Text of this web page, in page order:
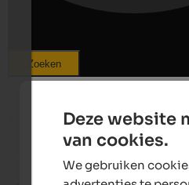
Zoeken
Landhaus Fux
Residence | Schlanders in the
Deze website
van cookies.
We gebruiken